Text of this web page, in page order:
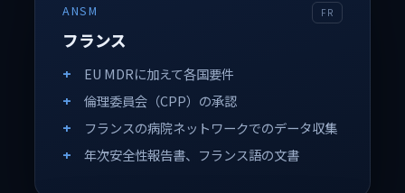
FR
ANSM
フランス
EU MDRに加えて各国要件
倫理委員会（CPP）の承認
フランスの病院ネットワークでのデータ収集
年次安全性報告書、フランス語の文書